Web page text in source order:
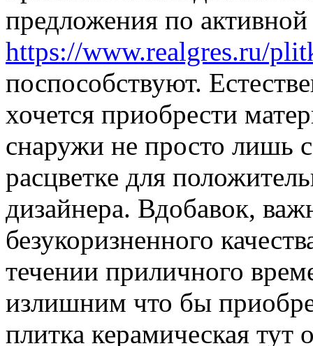
предложения по активной
https://www.realgres.ru/
поспособствуют.
хочется приобрести
снаружи не просто лишь
расцветке для
дизайнера. Вдобавок,
безукоризненного
течении приличного
излишним что бы
плитка керамическая тут